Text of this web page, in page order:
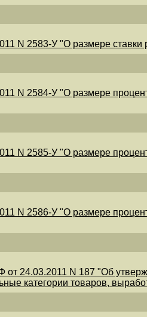
N 2583-У "О размере
N 2584-У "О размере
N 2585-У "О размере
N 2586-У "О размере
от 24.03.2011 N 187 "Об
категории товаров,